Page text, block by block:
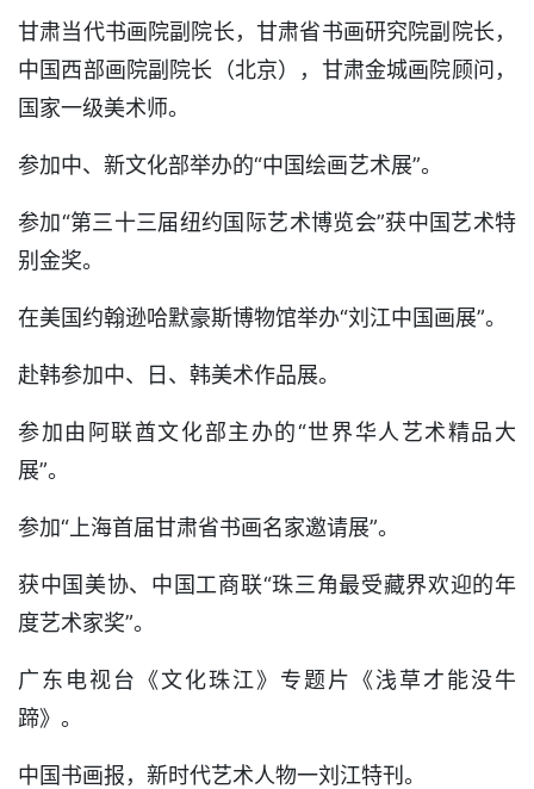
甘肃当代书画院副院长，甘肃省书画研究院副院长，
中国西部画院副院长（北京），甘肃金城画院顾问，
国家一级美术师。
参加中、新文化部举办的“中国绘画艺术展”。
参加“第三十三届纽约国际艺术博览会”获中国艺术特
别金奖。
在美国约翰逊哈默豪斯博物馆举办“刘江中国画展”。
赴韩参加中、日、韩美术作品展。
参加由阿联酋文化部主办的“世界华人艺术精品大
展”。
参加“上海首届甘肃省书画名家邀请展”。
获中国美协、中国工商联“珠三角最受藏界欢迎的年
度艺术家奖”。
广东电视台《文化珠江》专题片《浅草才能没牛
蹄》。
中国书画报，新时代艺术人物一刘江特刊。